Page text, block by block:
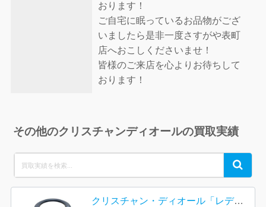
おります！
ご自宅に眠っているお品物がござ
いましたら是非一度さすがや表町
店へおこしくださいませ！
皆様のご来店を心よりお待ちして
おります！
その他のクリスチャンディオールの買取実績
for:
Search
クリスチャン・ディオール「レディ ディオール（Lady Dior）」